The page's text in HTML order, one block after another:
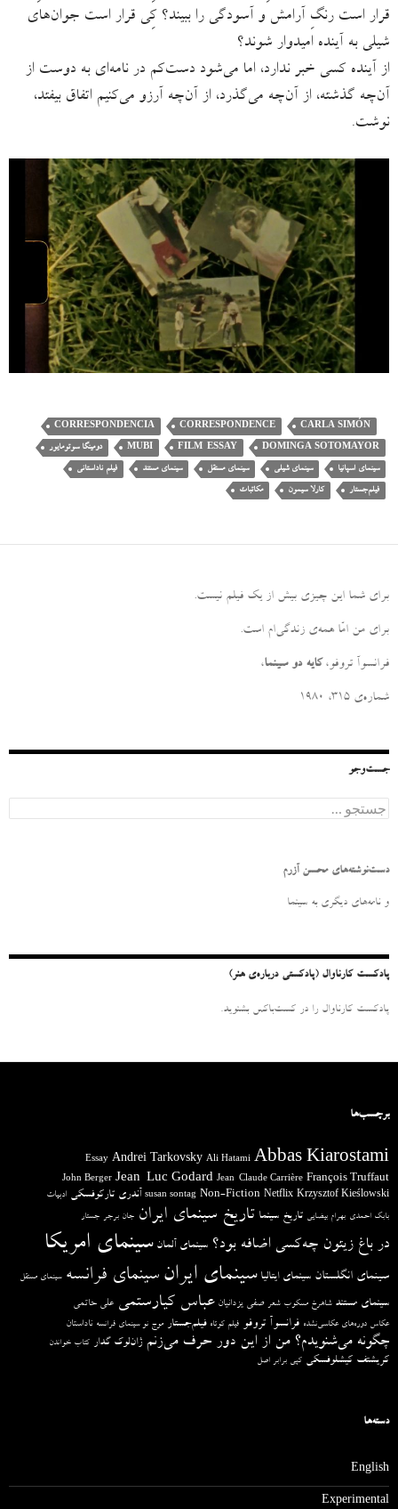
قرار است رنگِ آرامش و آسودگی را ببیند؟ کِی قرار است جوان‌های
شیلی به آینده امیدوار شوند؟
از آینده کسی خبر ندارد، اما می‌شود دست‌کم در نامه‌ای به دوست از
آن‌چه گذشته، از آن‌چه می‌گذرد، از آن‌چه آرزو می‌کنیم اتفاق بیفتد،
نوشت.
CARLA SIMÓN
CORRESPONDENCE
CORRESPONDENCIA
DOMINGA SOTOMAYOR
FILM-ESSAY
MUBI دومینگا سوتومایور
سینمای اسپانیا سینمای شیلی سینمای مستقل سینمای مستند فیلم ناداستانی
فیلم‌جستار کارلا سیمون مکاتبات
برای شما این چیزی بیش از یک فیلم نیست.
برای من امّا همه‌ی زندگی‌ام است.
فرانسوآ تروفو، کایه دو سینما،
شماره‌ی ۳۱۵، ۱۹۸۰
جست‌وجو
ج
س
و
ر
دست‌نوشته‌های محسن آزرم
و نامه‌‌های دیگری به سینما
پادکست کارناوال (پادکستی درباره‌ی هنر)
پادکست کارناوال را در کست‌باکس بشنوید.
برچسب‌ها
Abbas Kiarostami
Ali Hatami
Andrei Tarkovsky
Essay
François Truffaut
Jean-Claude Carrière
Jean-Luc Godard
John Berger
Krzysztof Kieślowski
Netflix
Non-Fiction
susan sontag آندری تارکوفسکی ادبیات
بابک احمدی بهرام بیضایی تاریخ سینما تاریخ سینمای ایران جان برجر جستار
در باغ زیتون چه‌کسی اضافه بود؟ سینمای آلمان سینمای امریکا
سینمای انگلستان سینمای ایتالیا سینمای ایران سینمای فرانسه سینمای مستقل
سینمای مستند شاهرخ مسکوب شعر صفی یزدانیان عباس کیارستمی علی حاتمی
عکاس دوره‌های عکاسی‌نشده فرانسوآ تروفو فیلم کوتاه فیلم‌جستار موج نو سینمای فرانسه ناداستان
چگونه می‌شنویدم؟ من از این دور حرف می‌زنم ژان‌لوک گدار کتاب خواندن
کریشتف کیشلوفسکی کپی برابر اصل
دسته‌ها
English
Experimental